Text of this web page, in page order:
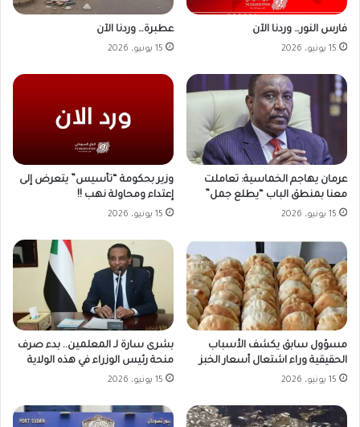
فارس النور… وردنا الآن
15 يونيو، 2026
عطبرة… وردنا الآن
15 يونيو، 2026
عرمان يهاجم الخماسية: تعاملت
معنا بمنطق الباب “يطلع جمل”
15 يونيو، 2026
وزير بحكومة “تأسيس” يتعرض إلى
إعتداء ومحاولة نهب !!
15 يونيو، 2026
مسؤول سابق يكشف الأسباب
الحقيقية وراء اشتعال أسعار الخبز
15 يونيو، 2026
بشرى سارة لـ المعلمين.. بدء صرف
منحة رئيس الوزراء في هذه الولاية
15 يونيو، 2026